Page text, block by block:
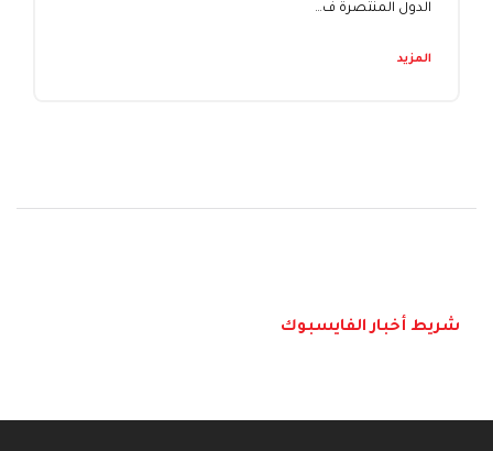
الدول المنتصرة ف…
المزيد
شريط أخبار الفايسبوك